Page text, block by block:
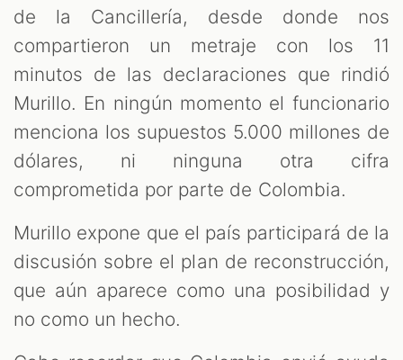
de la Cancillería, desde donde nos
compartieron un metraje con los 11
minutos de las declaraciones que rindió
Murillo. En ningún momento el funcionario
menciona los supuestos 5.000 millones de
dólares, ni ninguna otra cifra
comprometida por parte de Colombia.
Murillo expone que el país participará de la
discusión sobre el plan de reconstrucción,
que aún aparece como una posibilidad y
no como un hecho.